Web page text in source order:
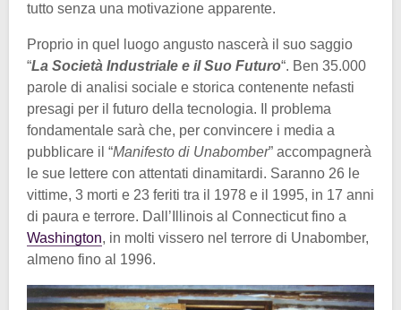
tutto senza una motivazione apparente.
Proprio in quel luogo angusto nascerà il suo saggio
“La Società Industriale e il Suo Futuro“. Ben 35.000
parole di analisi sociale e storica contenente nefasti
presagi per il futuro della tecnologia. Il problema
fondamentale sarà che, per convincere i media a
pubblicare il “Manifesto di Unabomber” accompagnerà
le sue lettere con attentati dinamitardi. Saranno 26 le
vittime, 3 morti e 23 feriti tra il 1978 e il 1995, in 17 anni
di paura e terrore. Dall’Illinois al Connecticut fino a
Washington, in molti vissero nel terrore di Unabomber,
almeno fino al 1996.